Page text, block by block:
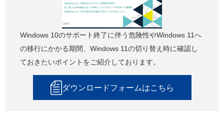
Windows 10のサポート終了に伴う危険性やWindows 11へ
の移行にかかる期間、Windows 11の切り替え時に確認し
ておきたいポイントをご紹介しております。
ダウンロードフォームはこちら